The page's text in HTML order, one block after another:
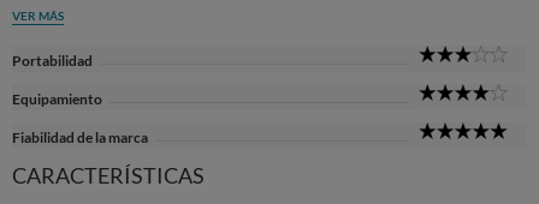
VER MÁS
Portabilidad
Equipamiento
Fiabilidad de la marca
CARACTERÍSTICAS